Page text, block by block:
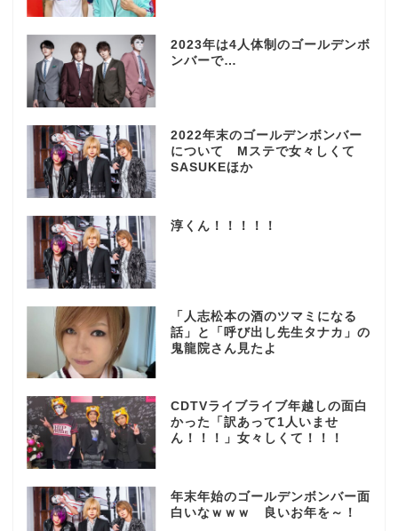
2023年は4人体制のゴールデンボ
ンバーで…
2022年末のゴールデンボンバー
について Mステで女々しくて
SASUKEほか
淳くん！！！！！
「人志松本の酒のツマミになる
話」と「呼び出し先生タナカ」の
鬼龍院さん見たよ
CDTVライブライブ年越しの面白
かった「訳あって1人いませ
ん！！！」女々しくて！！！
年末年始のゴールデンボンバー面
白いなｗｗｗ 良いお年を～！